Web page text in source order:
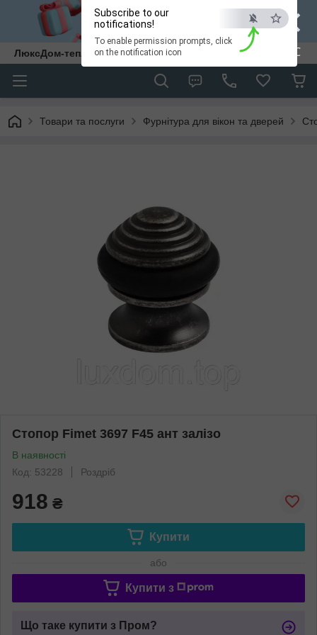
×
ESC
Subscribe to our
notifications!
To enable permission prompts, click
on the notification icon
ЛюксДом-тепло та затишок у кожен дім.
Товари та послуги Фурнітура для вікон та дверей
Стопор Fimet 3697 F45 ант залізо
В наявності
Код: 53228
Роздріб
918 ₴
Купити
або
Купити з
Що таке купити з Пром?